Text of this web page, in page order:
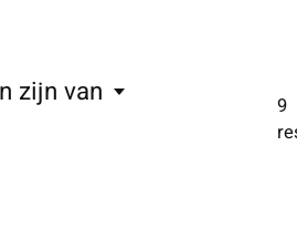
zijn van
9